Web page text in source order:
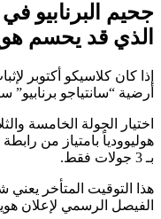
الذي قد يحسم
أرضية “سانتياجو
اختيار الجولة الخامسة
هوليوودياً بامتياز من
بـ 3 جولات فقط.
هذا التوقيت المتأخر
الفيصل الرسمي لإعلان